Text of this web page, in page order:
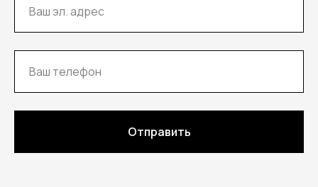
Отправить